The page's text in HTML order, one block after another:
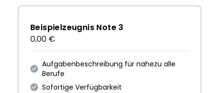
Beispielzeugnis Note 3
0,00 €
Aufgabenbeschreibung für nahezu alle
Berufe
Sofortige Verfügbarkeit